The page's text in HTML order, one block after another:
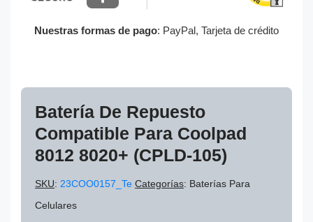
Nuestras formas de pago: PayPal, Tarjeta de crédito
Batería De Repuesto
Compatible Para Coolpad
8012 8020+ (CPLD-105)
SKU: 23COO0157_Te Categorías: Baterías Para
Celulares